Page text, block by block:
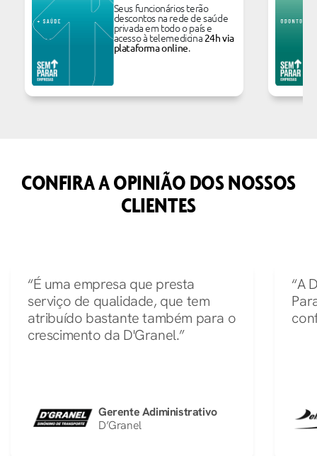
Seus funcionários terão
descontos na rede de saúde
privada em todo o país e
acesso à telemedicina 24h via
plataforma online.
CONFIRA A OPINIÃO DOS NOSSOS
CLIENTES
“É uma empresa que presta
serviço de qualidade, que tem
atribuído bastante também para o
crescimento da D'Granel.”
Gerente Adiministrativo
D’Granel
“A